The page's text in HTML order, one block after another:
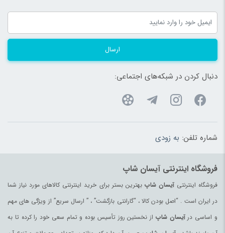
ارسال
دنبال کردن در شبکه‌های اجتماعی:
شماره تلفن: به زودی
فروشگاه اینترنتی آیسان شاپ
فروشگاه اینترنتیآیسان شاپبهترین بستر برای خرید اینترنتی کالاهای مورد نیاز شما
در ایران است . “اصل بودن کالا ، “گارانتی بازگشت” ، ” ارسال سریع” از ویژگی های مهم
و اساسی درآیسان شاپ از نخستین روز تأسیس بوده و تمام سعی خود را کرده تا به